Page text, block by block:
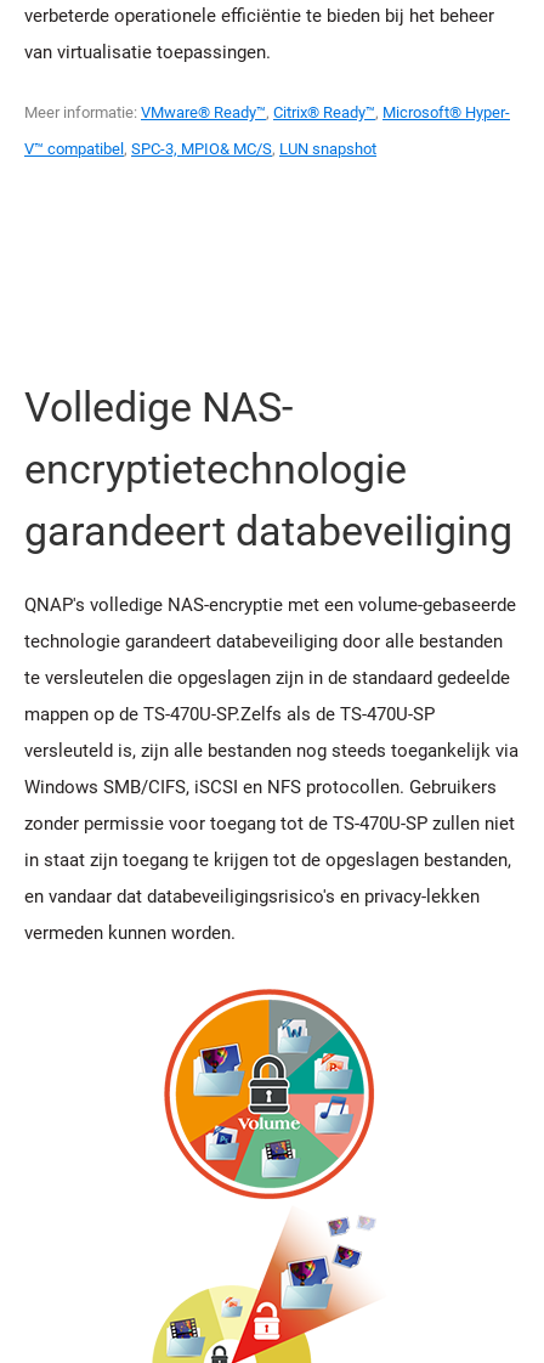
verbeterde operationele efficiëntie te bieden bij het beheer
van virtualisatie toepassingen.
Meer informatie: VMware® Ready™, Citrix® Ready™, Microsoft® Hyper-
V™ compatibel , SPC-3, MPIO& MC/S, LUN snapshot
Volledige NAS-
encryptietechnologie
garandeert databeveiliging
QNAP's volledige NAS-encryptie met een volume-gebaseerde
technologie garandeert databeveiliging door alle bestanden
te versleutelen die opgeslagen zijn in de standaard gedeelde
mappen op de TS-470U-SP.Zelfs als de TS-470U-SP
versleuteld is, zijn alle bestanden nog steeds toegankelijk via
Windows SMB/CIFS, iSCSI en NFS protocollen. Gebruikers
zonder permissie voor toegang tot de TS-470U-SP zullen niet
in staat zijn toegang te krijgen tot de opgeslagen bestanden,
en vandaar dat databeveiligingsrisico's en privacy-lekken
vermeden kunnen worden.